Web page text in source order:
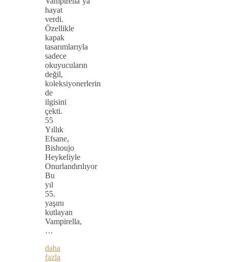
hayat
verdi.
Özellikle
kapak
tasarımlarıyla
sadece
okuyucuların
değil,
koleksiyonerlerin
de
ilgisini
çekti.
55
Yıllık
Efsane,
Bishoujo
Heykeliyle
Onurlandırılıyor
Bu
yıl
55.
yaşını
kutlayan
Vampirella,
…
daha
fazla